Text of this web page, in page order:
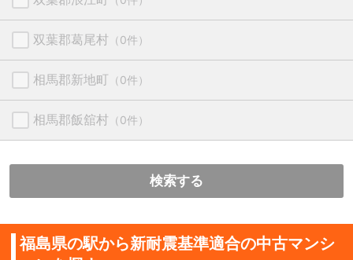
双葉郡葛尾村 （0件）
相馬郡新地町 （0件）
相馬郡飯舘村 （0件）
検索する
福島県の駅から新耐震基準適合の中古マンシ